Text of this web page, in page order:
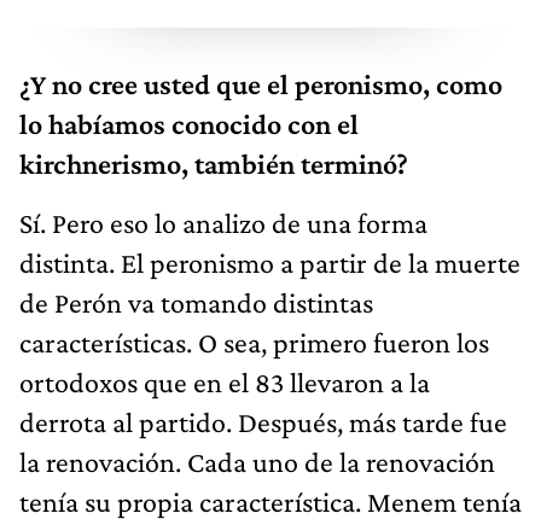
¿Y no cree usted que el peronismo, como
lo habíamos conocido con el
kirchnerismo, también terminó?
Sí. Pero eso lo analizo de una forma
distinta. El peronismo a partir de la muerte
de Perón va tomando distintas
características. O sea, primero fueron los
ortodoxos que en el 83 llevaron a la
derrota al partido. Después, más tarde fue
la renovación. Cada uno de la renovación
tenía su propia característica. Menem tenía